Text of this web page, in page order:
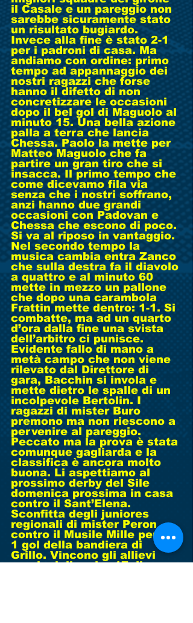
il Casale e un pareggio non
sarebbe sicuramente stato
un risultato bugiardo.
Invece alla fine è stato 2-1
per i padroni di casa. Ma
andiamo con ordine: primo
tempo ad appannaggio dei
nostri ragazzi che forse
hanno il difetto di non
concretizzare le occasioni
dopo il bel gol di Maguolo al
minuto 15. Una bella azione
palla a terra che lancia
Chessa. Paolo la mette per
Matteo Maguolo che fa
partire un gran tiro che si
insacca. Il primo tempo che
come dicevamo fila via
senza che i nostri soffrano,
anzi hanno due grandi
occasioni con Padovan e
Chessa che escono di poco.
Si va al riposo in vantaggio.
Nel secondo tempo la
musica cambia entra Zanco
che sulla destra fa il diavolo
a quattro e al minuto 60
mette in mezzo un pallone
che dopo una carambola
Frattin mette dentro: 1-1. Si
combatte, ma ad un quarto
d’ora dalla fine una svista
dell’arbitro ci punisce.
Evidente fallo di mano a
metà campo che non viene
rilevato dal Direttore di
gara, Bacchin si invola e
mette dietro le spalle di un
incolpevole Bertolin. I
ragazzi di mister Buro
premono ma non riescono a
pervenire al pareggio.
Peccato ma la prova è stata
comunque gagliarda e la
classifica è ancora molto
buona. Li aspettiamo al
prossimo derby del Sile
domenica prossima in casa
contro il Sant’Elena.
Sconfitta degli juniores
regionali di mister Peron
contro il Musile Mille per 5-
1 gol della bandiera di
Grillo. Vincono gli allievi
provinciali under 17 di